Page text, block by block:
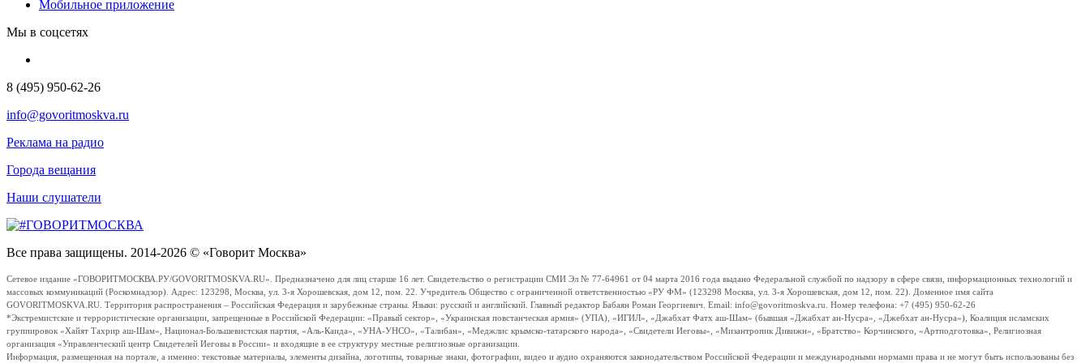
Мобильное приложение
Мы в соцсетях
8 (495) 950-62-26
info@govoritmoskva.ru
Реклама на радио
Города вещания
Наши слушатели
Все права защищены. 2014-2026 © «Говорит Москва»
Сетевое издание «ГОВОРИТМОСКВА.РУ/GOVORITMOSKVA.RU». Предназначено для лиц старше 16 лет. Свидетельство о регистрации СМИ Эл № 77-64961 от 04 марта 2016 года выдано Федеральной службой по надзору в сфере связи, информационных технологий и
массовых коммуникаций (Роскомнадзор). Адрес: 123298, Москва, ул. 3-я Хорошевская, дом 12, пом. 22. Учредитель Общество с ограниченной ответственностью «РУ ФМ» (123298 Москва, ул. 3-я Хорошевская, дом 12, пом. 22). Доменное имя сайта
GOVORITMOSKVA.RU. Территория распространения – Российская Федерация и зарубежные страны. Языки: русский и английский. Главный редактор Бабаян Роман Георгиевич. Email: info@govoritmoskva.ru. Номер телефона: +7 (495) 950-62-26
*Экстремистские и террористические организации, запрещенные в Российской Федерации: «Правый сектор», «Украинская повстанческая армия» (УПА), «ИГИЛ», «Джабхат Фатх аш-Шам» (бывшая «Джабхат ан-Нусра», «Джебхат ан-Нусра»), Коалиция исламских
группировок «Хайят Тахрир аш-Шам», Национал-Большевистская партия, «Аль-Каида», «УНА-УНСО», «Талибан», «Меджлис крымско-татарского народа», «Свидетели Иеговы», «Мизантропик Дивижн», «Братство» Корчинского, «Артподготовка», Религиозная
организация «Управленческий центр Свидетелей Иеговы в России» и входящие в ее структуру местные религиозные организации.
Информация, размещенная на портале, а именно: текстовые материалы, элементы дизайна, логотипы, товарные знаки, фотографии, видео и аудио охраняются законодательством Российской Федерации и международными нормами права и не могут быть использованы без